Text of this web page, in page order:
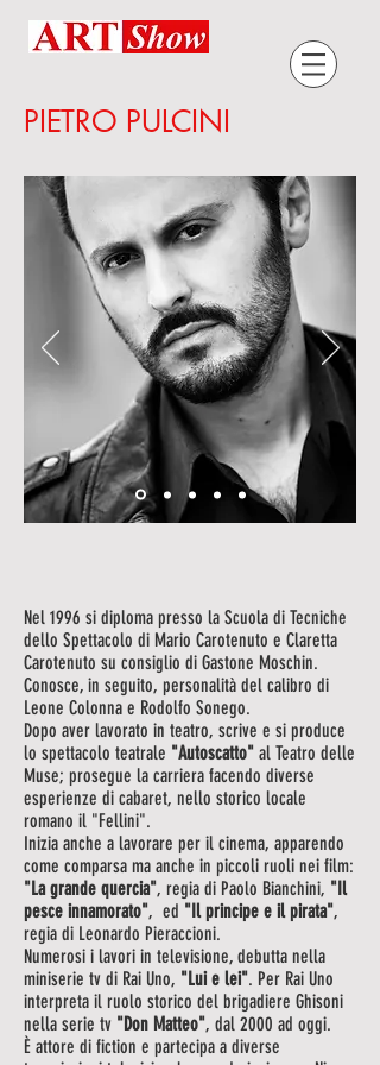
PIETRO PULCINI
Nel 1996 si diploma presso la Scuola di Tecniche
dello Spettacolo di Mario Carotenuto e Claretta
Carotenuto su consiglio di Gastone Moschin.
Conosce, in seguito, personalità del calibro di
Leone Colonna e Rodolfo Sonego.
Dopo aver lavorato in teatro, scrive e si produce
lo spettacolo teatrale "Autoscatto" al Teatro delle
Muse; prosegue la carriera facendo diverse
esperienze di cabaret, nello storico locale
romano il "Fellini".
Inizia anche a lavorare per il cinema, apparendo
come comparsa ma anche in piccoli ruoli nei film:
"La grande quercia", regia di Paolo Bianchini, "Il
pesce innamorato", ed "Il principe e il pirata",
regia di Leonardo Pieraccioni.
Numerosi i lavori in televisione, debutta nella
miniserie tv di Rai Uno, "Lui e lei". Per Rai Uno
interpreta il ruolo storico del brigadiere Ghisoni
nella serie tv "Don Matteo", dal 2000 ad oggi.
È attore di fiction e partecipa a diverse